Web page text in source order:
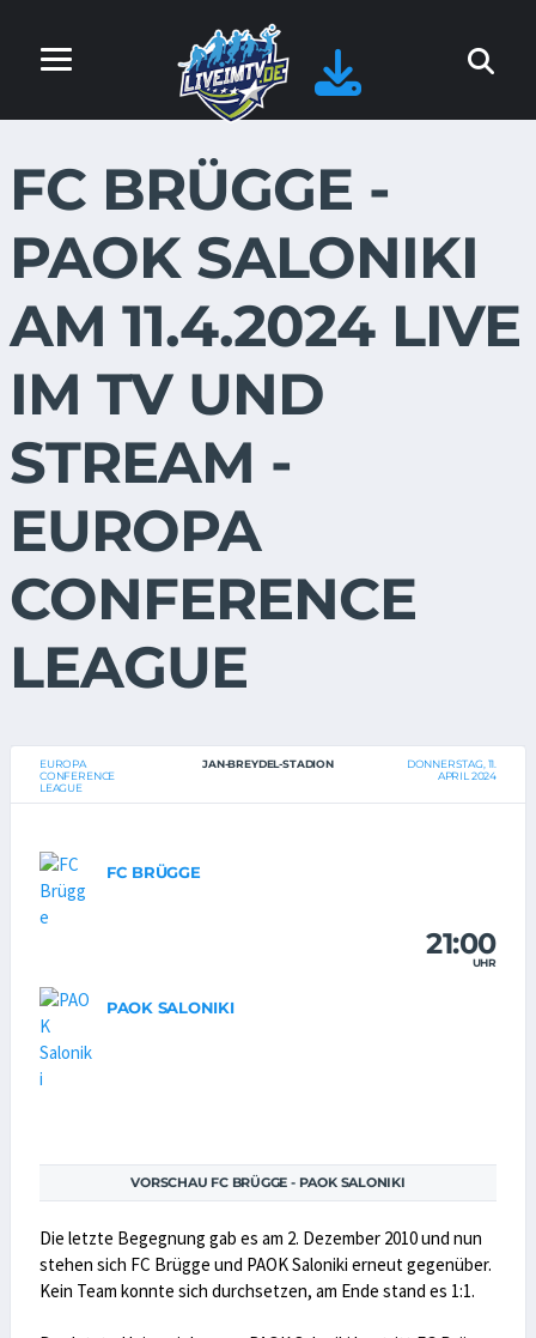
FC BRÜGGE -
PAOK SALONIKI
AM 11.4.2024 LIVE
IM TV UND
STREAM -
EUROPA
CONFERENCE
LEAGUE
EUROPA
CONFERENCE
LEAGUE
JAN-BREYDEL-STADION
DONNERSTAG, 11.
APRIL 2024
FC BRÜGGE
21:00
UHR
PAOK SALONIKI
VORSCHAU FC BRÜGGE - PAOK SALONIKI
Die letzte Begegnung gab es am 2. Dezember 2010 und nun
stehen sich FC Brügge und PAOK Saloniki erneut gegenüber.
Kein Team konnte sich durchsetzen, am Ende stand es 1:1.